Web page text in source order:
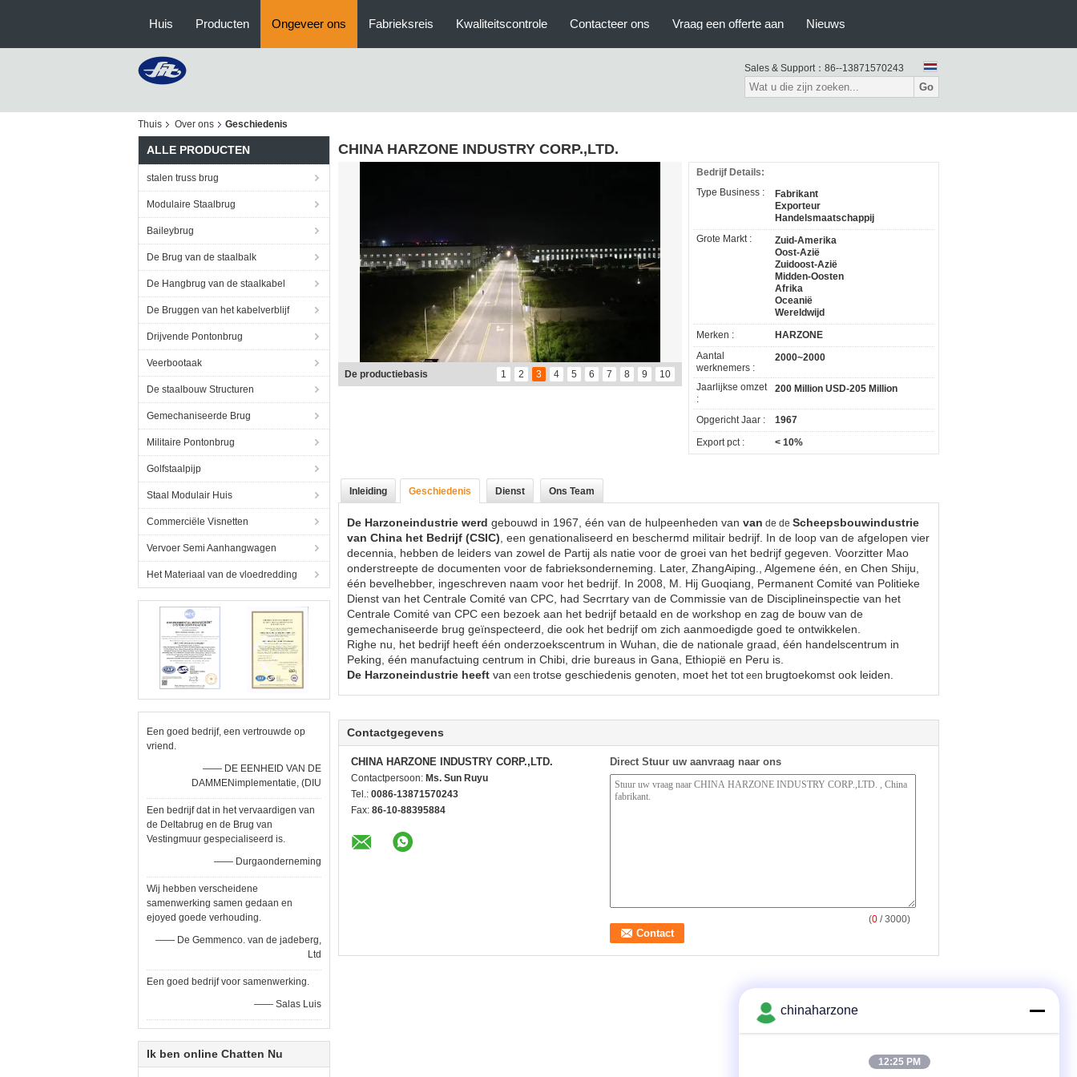
Huis Producten Ongeveer ons Fabrieksreis Kwaliteitscontrole Contacteer ons Vraag een offerte aan Nieuws
Sales & Support： 86--13871570243
Go
Thuis Over ons Geschiedenis
ALLE PRODUCTEN
stalen truss brug
Modulaire Staalbrug
Baileybrug
De Brug van de staalbalk
De Hangbrug van de staalkabel
De Bruggen van het kabelverblijf
Drijvende Pontonbrug
Veerbootaak
De staalbouw Structuren
Gemechaniseerde Brug
Militaire Pontonbrug
Golfstaalpijp
Staal Modulair Huis
Commerciële Visnetten
Vervoer Semi Aanhangwagen
Het Materiaal van de vloedredding
Een goed bedrijf, een vertrouwde op
vriend.
—— DE EENHEID VAN DE
DAMMENimplementatie, (DIU
Een bedrijf dat in het vervaardigen van
de Deltabrug en de Brug van
Vestingmuur gespecialiseerd is.
—— Durgaonderneming
Wij hebben verscheidene
samenwerking samen gedaan en
ejoyed goede verhouding.
—— De Gemmenco. van de jadeberg,
Ltd
Een goed bedrijf voor samenwerking.
—— Salas Luis
Ik ben online Chatten Nu
CHINA HARZONE INDUSTRY CORP.,LTD.
1 2 3 4 5 6 7 8 9 10
DE HOGERE AMBTENAREN VIST OUR COMPANY
Bedrijf Details:
Type Business :
Fabrikant
Exporteur
Handelsmaatschappij
Grote Markt :
Zuid-Amerika
Oost-Azië
Zuidoost-Azië
Midden-Oosten
Afrika
Oceanië
Wereldwijd
Merken :
HARZONE
Aantal
werknemers :
2000~2000
Jaarlijkse omzet
:
200 Million USD-205 Million
Opgericht Jaar :
1967
Export pct :
< 10%
Inleiding Geschiedenis Dienst Ons Team
De Harzoneindustrie werd gebouwd in 1967, één van de hulpeenheden van van de de Scheepsbouwindustrie
van China het Bedrijf (CSIC) , een genationaliseerd en beschermd militair bedrijf. In de loop van de afgelopen vier
decennia, hebben de leiders van zowel de Partij als natie voor de groei van het bedrijf gegeven. Voorzitter Mao
onderstreepte de documenten voor de fabrieksonderneming. Later, ZhangAiping., Algemene één, en Chen Shiju,
één bevelhebber, ingeschreven naam voor het bedrijf. In 2008, M. Hij Guoqiang, Permanent Comité van Politieke
Dienst van het Centrale Comité van CPC, had Secrrtary van de Commissie van de Disciplineinspectie van het
Centrale Comité van CPC een bezoek aan het bedrijf betaald en de workshop en zag de bouw van de
gemechaniseerde brug geïnspecteerd, die ook het bedrijf om zich aanmoedigde goed te ontwikkelen.
Righe nu, het bedrijf heeft één onderzoekscentrum in Wuhan, die de nationale graad, één handelscentrum in
Peking, één manufactuing centrum in Chibi, drie bureaus in Gana, Ethiopië en Peru is.
De Harzoneindustrie heeft van een trotse geschiedenis genoten, moet het tot een brugtoekomst ook leiden.
Contactgegevens
CHINA HARZONE INDUSTRY CORP.,LTD.
Contactpersoon: Ms. Sun Ruyu
Tel.: 0086-13871570243
Fax: 86-10-88395884
Direct Stuur uw aanvraag naar ons
(0 / 3000)
chinaharzone
12:25 PM